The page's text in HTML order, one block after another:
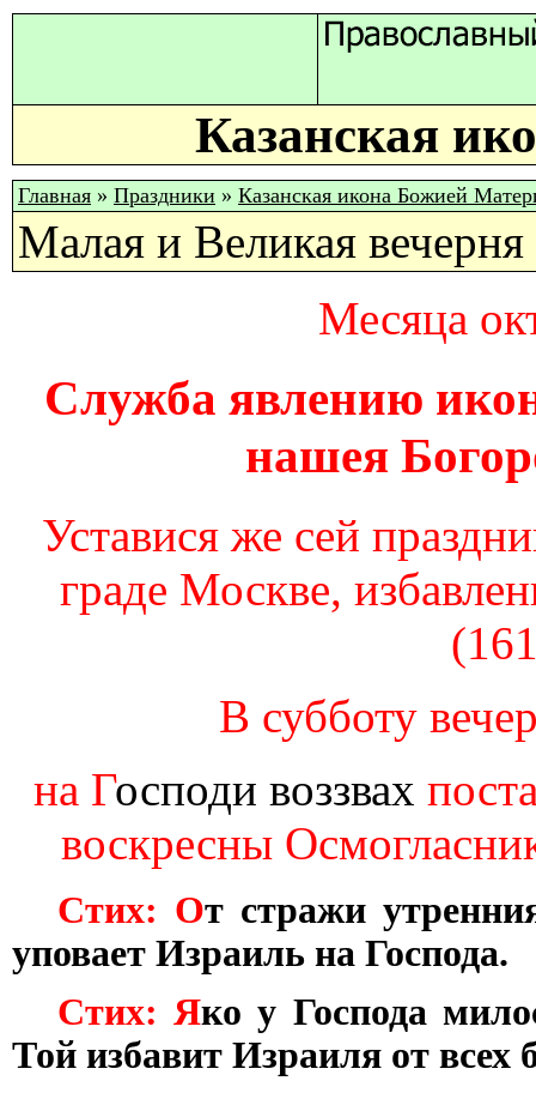
Казанская
Главная » Праздники » Казанская икона Божией
Малая и Великая вечерня
Месяца
Служба явлению
нашея
Уставися же сей
граде Москве,
В субботу
на Господи воззвах
воскресны
Стих: От стражи
уповает Израиль на Господа.
Стих: Яко у Господа
Той избавит Израиля от всех